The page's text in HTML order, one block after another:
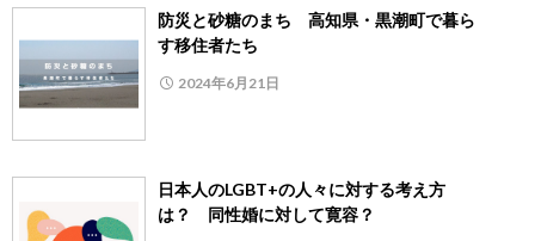
防災と砂糖のまち 高知県・黒潮町で暮ら
す移住者たち
2024年6月21日
日本人のLGBT+の人々に対する考え方
は？ 同性婚に対して寛容？